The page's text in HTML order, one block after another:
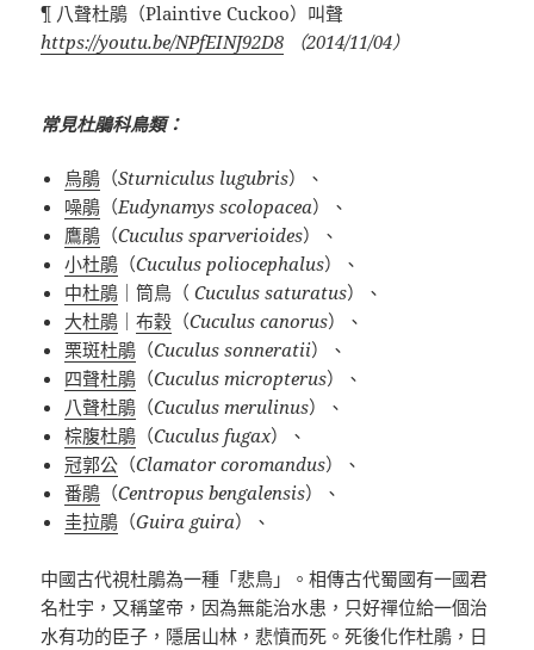
¶ 八聲杜鵑（Plaintive Cuckoo）叫聲
https://youtu.be/NPfEINJ92D8
（2014/11/04）
常見杜鵑科鳥類：
烏鵑 （Sturniculus lugubris）、
噪鵑 （Eudynamys scolopacea）、
鷹鵑 （Cuculus sparverioides）、
小杜鵑 （Cuculus poliocephalus）、
中杜鵑 ｜筒鳥 （ Cuculus saturatus）、
大杜鵑 ｜布穀 （Cuculus canorus）、
栗斑杜鵑 （Cuculus sonneratii）、
四聲杜鵑 （Cuculus micropterus）、
八聲杜鵑 （Cuculus merulinus）、
棕腹杜鵑 （Cuculus fugax）、
冠郭公 （Clamator coromandus）、
番鵑 （Centropus bengalensis）、
圭拉鵑 （Guira guira）、
中國古代視杜鵑為一種「悲鳥」。相傳古代蜀國有一國君
名杜宇，又稱望帝，因為無能治水患，只好禪位給一個治
水有功的臣子，隱居山林，悲憤而死。死後化作杜鵑，日